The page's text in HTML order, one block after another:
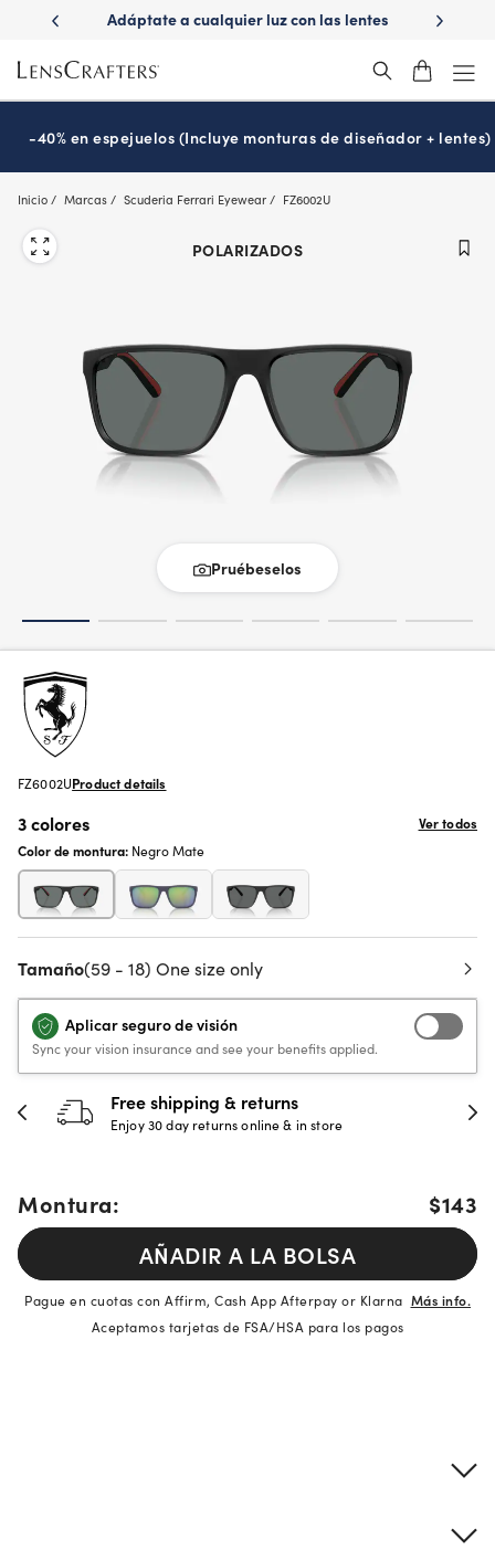
main
content
con
Adáptate a cualquier luz con las lentes
¿Es
-40% en espejuelos (Incluye monturas de diseñador + lentes)
Inicio Marcas Scuderia Ferrari Eyewear FZ6002U
POLARIZADOS
Pruébeselos
FZ6002UProduct details
3 colores
Ver todos
Color de montura: Negro Mate
Tamaño(59 - 18) One size only
Aplicar seguro de visión
Sync your vision insurance and see your benefits applied.
Free shipping & returns
Enjoy 30 day returns online & in store
Montura:
$143
AÑADIR A LA BOLSA
Pague en cuotas con Affirm, Cash App Afterpay or Klarna Más info.
Aceptamos tarjetas de FSA/HSA para los pagos